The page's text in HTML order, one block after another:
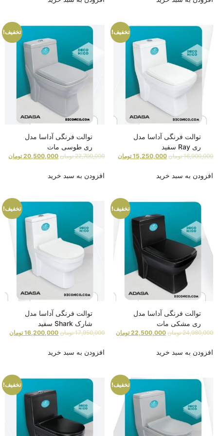
تخفیف!
توالت فرنگی آداسا مدل
ری Ray سفید
16,900,000 تومان 15,250,000 تومان
افزودن به سبد خرید
تخفیف!
توالت فرنگی آداسا مدل
ری طوسی مات
22,700,000 تومان 20,500,000 تومان
افزودن به سبد خرید
تخفیف!
توالت فرنگی آداسا مدل
ری مشکی مات
24,980,000 تومان 22,500,000 تومان
افزودن به سبد خرید
تخفیف!
توالت فرنگی آداسا مدل
شارک Shark سفید
17,950,000 تومان 16,200,000 تومان
افزودن به سبد خرید
تخفیف! تخفیف!